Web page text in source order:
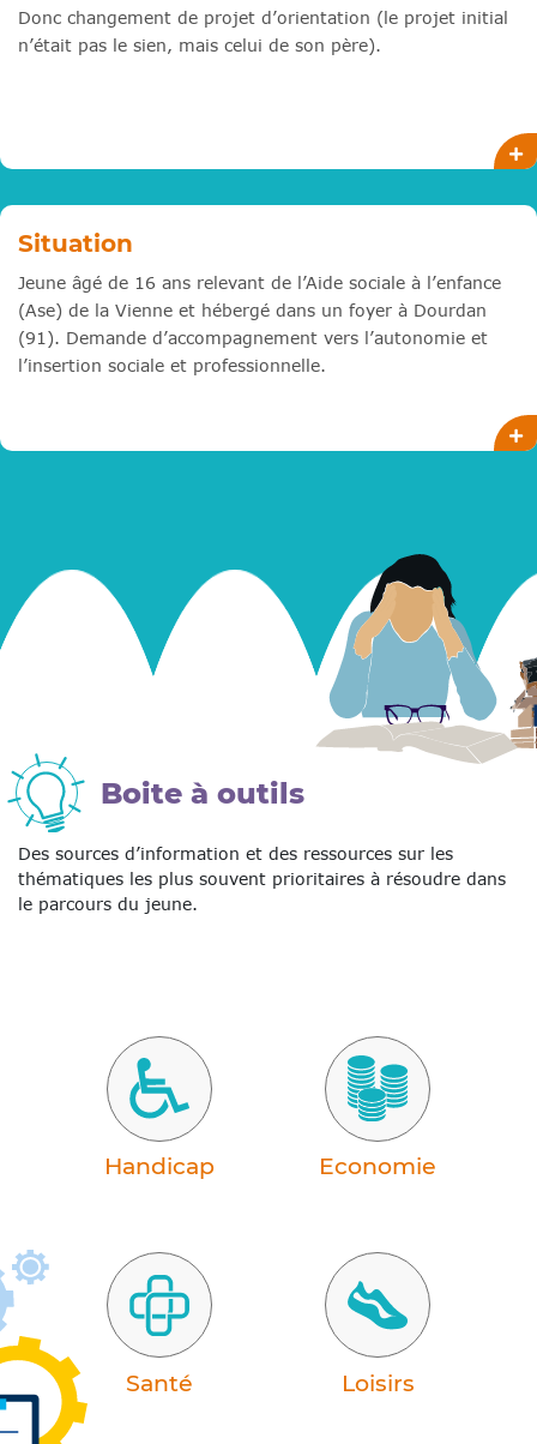
Donc changement de projet d’orientation (le projet initial
n’était pas le sien, mais celui de son père).
Situation
Jeune âgé de 16 ans relevant de l’Aide sociale à l’enfance
(Ase) de la Vienne et hébergé dans un foyer à Dourdan
(91). Demande d’accompagnement vers l’autonomie et
l’insertion sociale et professionnelle.
Boite à outils
Des sources d’information et des ressources sur les
thématiques les plus souvent prioritaires à résoudre dans
le parcours du jeune.
Handicap Economie
Santé Loisirs